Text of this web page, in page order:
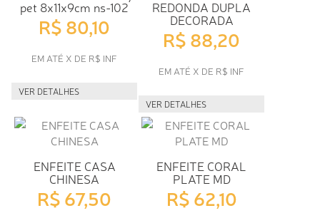
pet 8x11x9cm ns-102
R$ 80,10
EM ATÉ X DE R$ INF
VER DETALHES
REDONDA DUPLA
DECORADA
R$ 88,20
EM ATÉ X DE R$ INF
VER DETALHES
ENFEITE CASA
CHINESA
R$ 67,50
ENFEITE CORAL
PLATE MD
R$ 62,10